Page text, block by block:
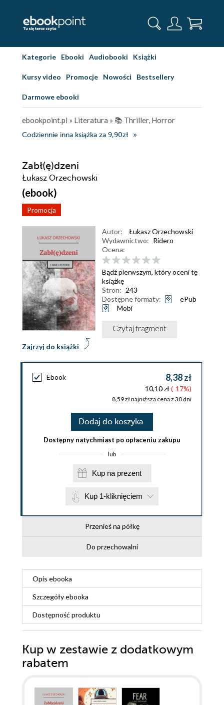
Kategorie Ebooki Audiobooki Książki
Kursy video Promocje Nowości Bestsellery
Darmowe ebooki
ebookpoint.pl » Literatura » 📚 Thriller, Horror
Codziennie inna książka za 9,90zł
Zabł(ę)dzeni
Łukasz Orzechowski
(ebook)
Promocja
Zajrzyj do książki
Autor:
Łukasz Orzechowski
Wydawnictwo: Ridero
Ocena:
Bądź pierwszym, który oceni tę
książkę
Stron: 243
Dostępne formaty:
ePub
Mobi
Czytaj fragment
Ebook 8,38 zł
10,10 zł(-17%)
8,59 zł najniższa cena z 30 dni
Dodaj do koszyka
Dostępny natychmiast po opłaceniu zakupu
lub
Kup na prezent
Kup 1-kliknięciem
Przenieś na półkę
Do przechowalni
Opis ebooka
Szczegółyebooka
Dostępność produktu
Kup w zestawie z dodatkowym
rabatem